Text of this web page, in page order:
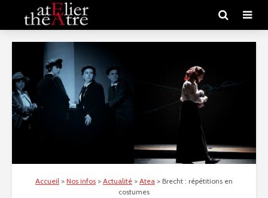
Accueil > Nos infos > Actualité > Atea > Brecht : répétitions en
costumes